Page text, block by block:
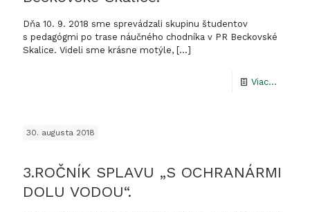
Dňa 10. 9. 2018 sme sprevádzali skupinu študentov
s pedagógmi po trase náučného chodníka v PR Beckovské
Skalice. Videli sme krásne motýle, […]
Viac...
30. augusta 2018
3.ROČNÍK SPLAVU „S OCHRANÁRMI
DOLU VODOU“.